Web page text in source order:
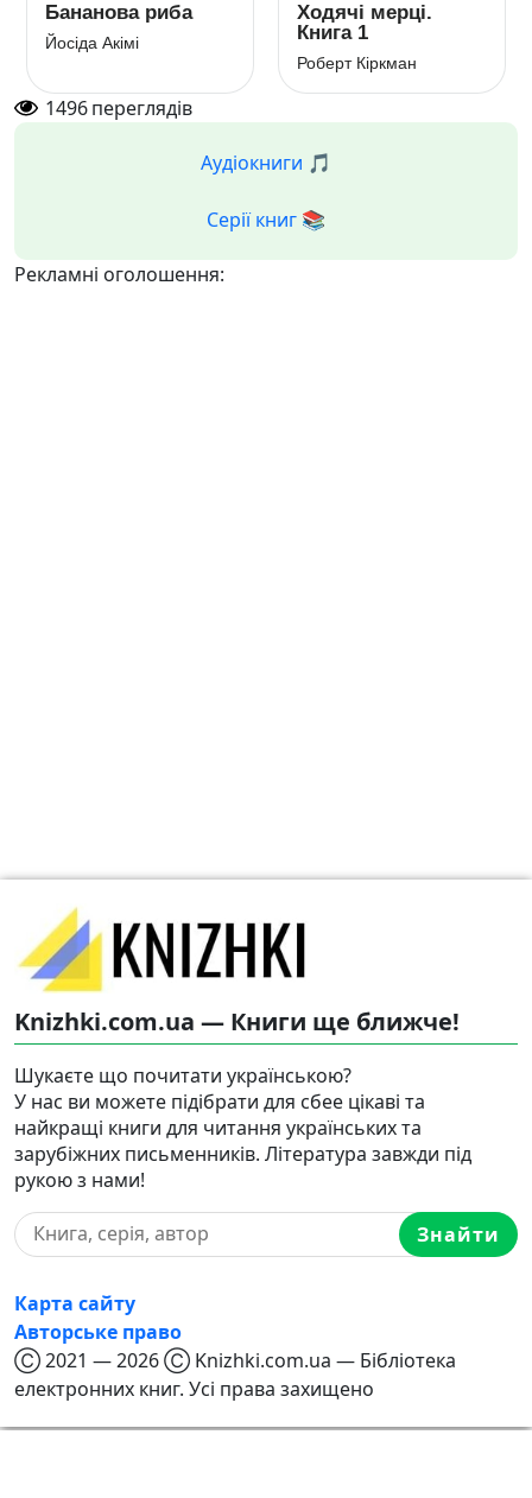
Бананова риба
Йосіда Акімі
Ходячі мерці.
Книга 1
Роберт Кіркман
1496переглядів
Аудіокниги 🎵
Серії книг 📚
Рекламні оголошення:
Knizhki.com.ua — Книги ще ближче!
Шукаєте що почитати українською?
У нас ви можете підібрати для сбее цікаві та
найкращі книги для читання українських та
зарубіжних письменників. Література завжди під
рукою з нами!
Знайти
Карта сайту
Авторське право
Ⓒ 2021 — 2026 Ⓒ Knizhki.com.ua — Бібліотека
електронних книг. Усі права захищено